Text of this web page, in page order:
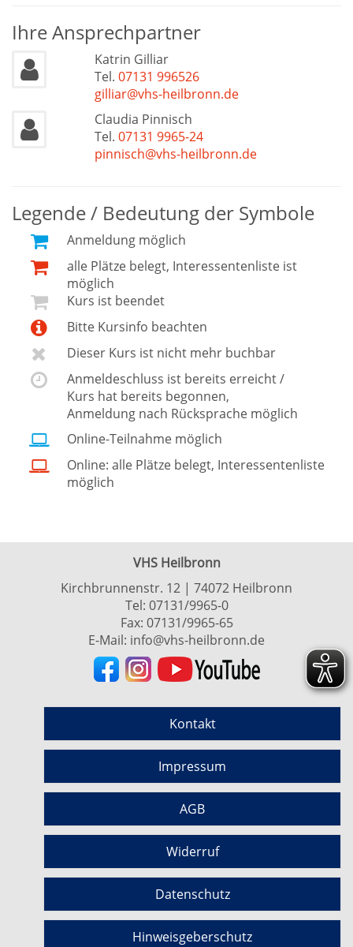
Ihre Ansprechpartner
Katrin Gilliar
Tel. 07131 996526
gilliar@vhs-heilbronn.de
Claudia Pinnisch
Tel. 07131 9965-24
pinnisch@vhs-heilbronn.de
Legende / Bedeutung der Symbole
Anmeldung möglich
alle Plätze belegt, Interessentenliste ist
möglich
Kurs ist beendet
Bitte Kursinfo beachten
Dieser Kurs ist nicht mehr buchbar
Anmeldeschluss ist bereits erreicht /
Kurs hat bereits begonnen,
Anmeldung nach Rücksprache möglich
Online-Teilnahme möglich
Online: alle Plätze belegt, Interessentenliste
möglich
VHS Heilbronn
Kirchbrunnenstr. 12 | 74072 Heilbronn
Tel: 07131/9965-0
Fax: 07131/9965-65
E-Mail: info@vhs-heilbronn.de
Kontakt
Impressum
AGB
Widerruf
Datenschutz
Hinweisgeberschutz